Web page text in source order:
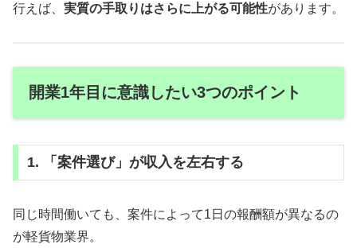
行えば、 実質の手取りはさらに上がる可能性があります。
開業1年目に意識したい3つのポイント
1. 「案件選び」が収入を左右する
同じ時間働いても、案件によって1日の報酬額が異なるの
が軽貨物業界。